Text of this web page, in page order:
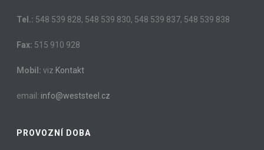
Tel.: 548 539 828, 548 539 830, 548 539 837, 548 539 838
Fax: 515 910 928
Mobil: viz Kontakt
email: info@weststeel.cz
PROVOZNÍ DOBA